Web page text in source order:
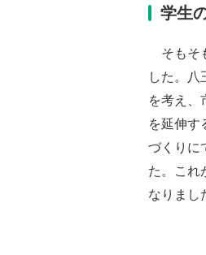
学生
そもそ
した。八
を考え、
を延伸す
づくりに
た。これ
なりまし